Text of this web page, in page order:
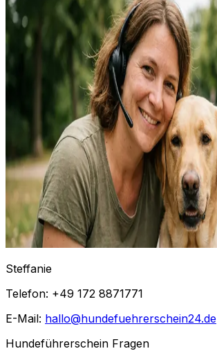
Steffanie
Telefon: +49 172 8871771
E-Mail: hallo@hundefuehrerschein24.de
Hundeführerschein Fragen